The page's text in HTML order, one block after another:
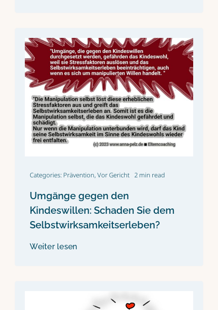
Categories: Prävention,Vor Gericht 2 min read
Umgänge gegen den
Kindeswillen: Schaden Sie dem
Selbstwirksamkeitserleben?
Weiter lesen